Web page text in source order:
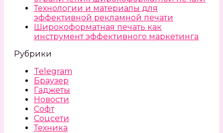
Технологии и материалы для
эффективной рекламной печати
Широкоформатная печать как
инструмент эффективного маркетинга
Рубрики
Telegram
Браузер
Гаджеты
Новости
Софт
Соцсети
Техника